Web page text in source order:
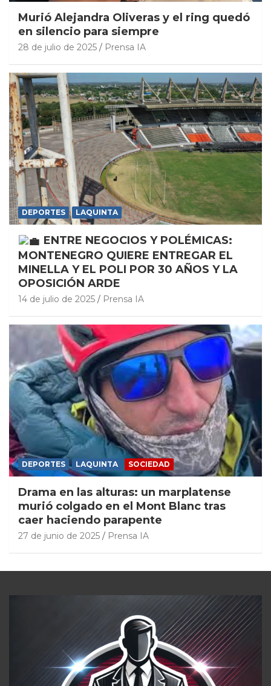
Murió Alejandra Oliveras y el ring quedó
en silencio para siempre
28 de julio de 2025 Prensa IA
DEPORTES LAQUINTA
ENTRE NEGOCIOS Y POLÉMICAS:
MONTENEGRO QUIERE ENTREGAR EL
MINELLA Y EL POLI POR 30 AÑOS Y LA
OPOSICIÓN ARDE
14 de julio de 2025 Prensa IA
DEPORTES LAQUINTA SOCIEDAD
Drama en las alturas: un marplatense
murió colgado en el Mont Blanc tras
caer haciendo parapente
27 de junio de 2025 Prensa IA